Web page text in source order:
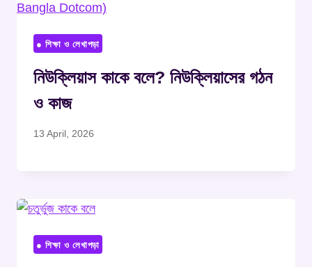
● শিক্ষা ও লেখাপড়া
নিউক্লিয়াস কাকে বলে? নিউক্লিয়াসের গঠন
ও কাজ
13 April, 2026
● শিক্ষা ও লেখাপড়া